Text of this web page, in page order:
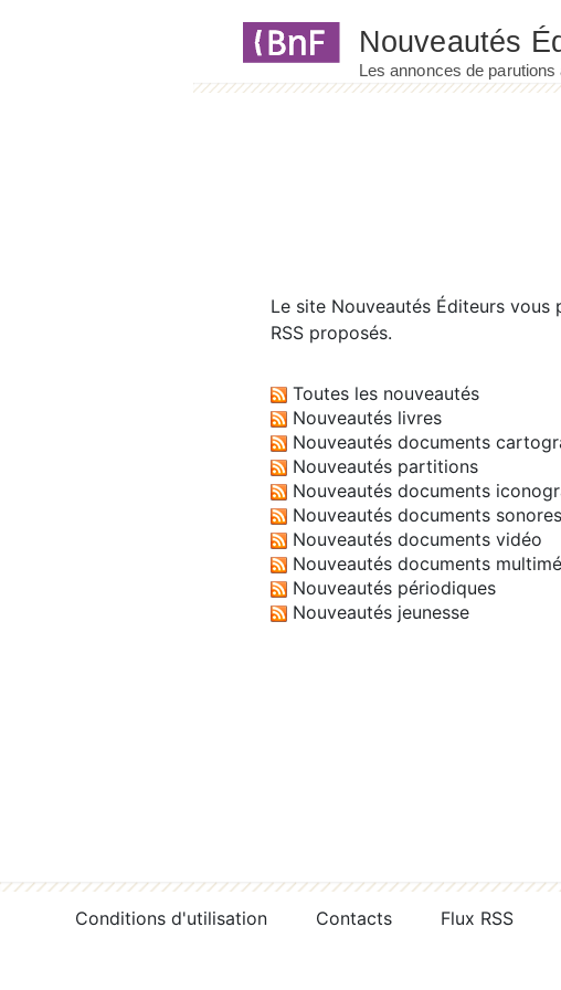
Le site Nouveautés Éditeurs vous
RSS proposés.
Toutes les nouveautés
Nouveautés livres
Nouveautés documents
Nouveautés partitions
Nouveautés documents
Nouveautés documents sonores
Nouveautés documents vidéo
Nouveautés documents
Nouveautés périodiques
Nouveautés jeunesse
Conditions d'utilisation Contacts Flux RSS